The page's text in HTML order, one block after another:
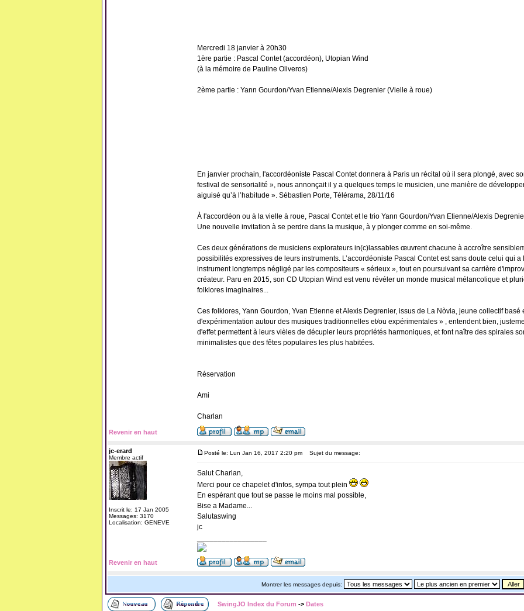
Mercredi 18 janvier à 20h30
1ère partie : Pascal Contet (accordéon), Utopian Wind
(à la mémoire de Pauline Oliveros)
2ème partie : Yann Gourdon/Yvan Etienne/Alexis Degrenier (Vielle à roue)
En janvier prochain, l'accordéoniste Pascal Contet donnera à Paris un récital où il sera plongé, avec
festival de sensorialité », nous annonçait il y a quelques temps le musicien, une manière de
aiguisé qu’à l’habitude ». Sébastien Porte, Télérama, 28/11/16
À l'accordéon ou à la vielle à roue, Pascal Contet et le trio Yann Gourdon/Yvan Etienne/Alexis
Une nouvelle invitation à se perdre dans la musique, à y plonger comme en soi-même.
Ces deux générations de musiciens explorateurs in(c)lassables œuvrent chacune à accroître
possibilités expressives de leurs instruments. L’accordéoniste Pascal Contet est sans doute celui qui
instrument longtemps négligé par les compositeurs « sérieux », tout en poursuivant sa carrière
créateur. Paru en 2015, son CD Utopian Wind est venu révéler un monde musical mélancolique et
folklores imaginaires...
Ces folklores, Yann Gourdon, Yvan Etienne et Alexis Degrenier, issus de La Nòvia, jeune collectif
d'expérimentation autour des musiques traditionnelles et/ou expérimentales » , entendent bien,
d'effet permettent à leurs vièles de décupler leurs propriétés harmoniques, et font naître des spirales
minimalistes que des fêtes populaires les plus habitées.
Réservation
Ami
Charlan
Revenir en haut
jc-erard
Membre actif
Inscrit le: 17 Jan 2005
Messages: 3170
Localisation: GENEVE
Posté le: Lun Jan 16, 2017 2:20 pm Sujet du message:
Salut Charlan,
Merci pour ce chapelet d'infos, sympa tout plein
En espérant que tout se passe le moins mal possible,
Bise a Madame...
Salutaswing
jc
Revenir en haut
Montrer les messages depuis:
SwingJO Index du Forum -> Dates